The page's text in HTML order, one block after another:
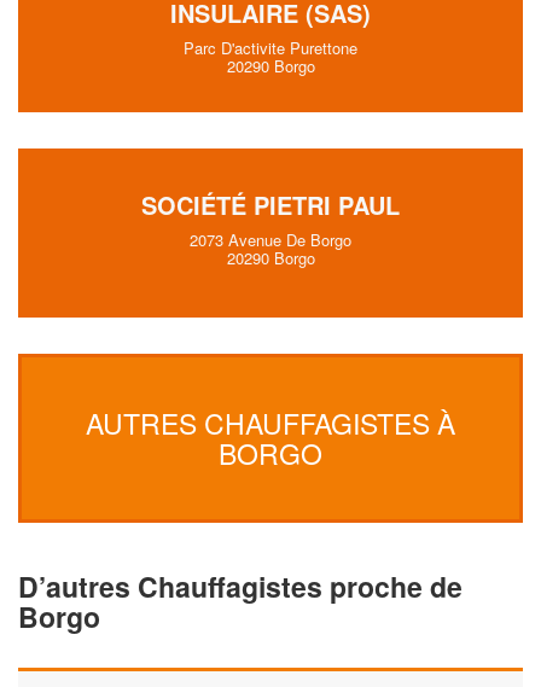
INSULAIRE (SAS)
Parc D'activite Purettone
20290 Borgo
SOCIÉTÉ PIETRI PAUL
2073 Avenue De Borgo
20290 Borgo
AUTRES CHAUFFAGISTES À
BORGO
D’autres Chauffagistes proche de
Borgo